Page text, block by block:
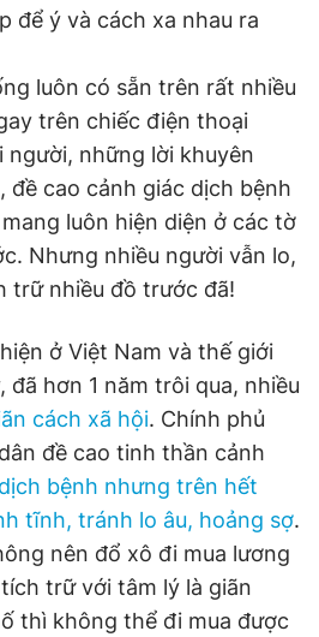
để ý và cách xa nhau ra
luôn có sẵn trên rất nhiều
trên chiếc điện thoại
những lời khuyên
đề cao cảnh giác dịch bệnh
luôn hiện diện ở các tờ
Nhưng nhiều người vẫn lo,
trữ nhiều đồ trước đã!
ở Việt Nam và thế giới
đã hơn 1 năm trôi qua, nhiều
cách xã hội. Chính phủ
đề cao tinh thần cảnh
bệnh nhưng trên hết
tĩnh, tránh lo âu, hoảng sợ.
nên đổ xô đi mua lương
trữ với tâm lý là giãn
thì không thể đi mua được